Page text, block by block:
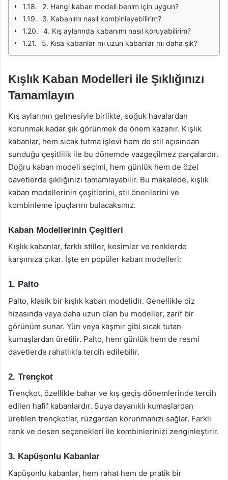
2. Hangi kaban modeli benim için uygun?
3. Kabanımı nasıl kombinleyebilirim?
4. Kış aylarında kabanımı nasıl koruyabilirim?
5. Kısa kabanlar mı uzun kabanlar mı daha şık?
Kışlık Kaban Modelleri ile Şıklığınızı
Tamamlayın
Kış aylarının gelmesiyle birlikte, soğuk havalardan
korunmak kadar şık görünmek de önem kazanır. Kışlık
kabanlar, hem sıcak tutma işlevi hem de stil açısından
sunduğu çeşitlilik ile bu dönemde vazgeçilmez parçalardır.
Doğru kaban modeli seçimi, hem günlük hem de özel
davetlerde şıklığınızı tamamlayabilir. Bu makalede, kışlık
kaban modellerinin çeşitlerini, stil önerilerini ve
kombinleme ipuçlarını bulacaksınız.
Kaban Modellerinin Çeşitleri
Kışlık kabanlar, farklı stiller, kesimler ve renklerde
karşımıza çıkar. İşte en popüler kaban modelleri:
1. Palto
Palto, klasik bir kışlık kaban modelidir. Genellikle diz
hizasında veya daha uzun olan bu modeller, zarif bir
görünüm sunar. Yün veya kaşmir gibi sıcak tutan
kumaşlardan üretilir. Palto, hem günlük hem de resmi
davetlerde rahatlıkla tercih edilebilir.
2. Trençkot
Trençkot, özellikle bahar ve kış geçiş dönemlerinde tercih
edilen hafif kabanlardır. Suya dayanıklı kumaşlardan
üretilen trençkotlar, rüzgardan korunmanızı sağlar. Farklı
renk ve desen seçenekleri ile kombinlerinizi zenginleştirir.
3. Kapüşonlu Kabanlar
Kapüşonlu kabanlar, hem rahat hem de pratik bir